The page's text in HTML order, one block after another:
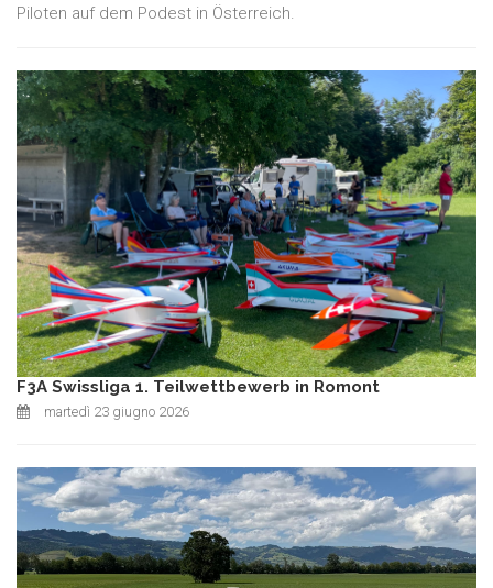
Piloten auf dem Podest in Österreich.
F3A Swissliga 1. Teilwettbewerb in Romont
martedì 23 giugno 2026